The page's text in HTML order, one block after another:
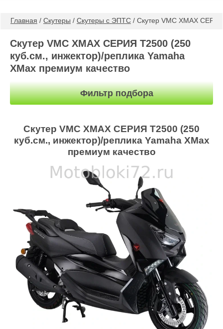
Главная / Скутеры / Скутеры с ЭПТС / Скутер VMC XMAX
Скутер VMC XMAX СЕРИЯ T2500 (250
куб.см., инжектор)/реплика Yamaha
XMax премиум качество
Фильтр подбора
Скутер VMC XMAX СЕРИЯ T2500 (250
куб.см., инжектор)/реплика Yamaha XMax
премиум качество